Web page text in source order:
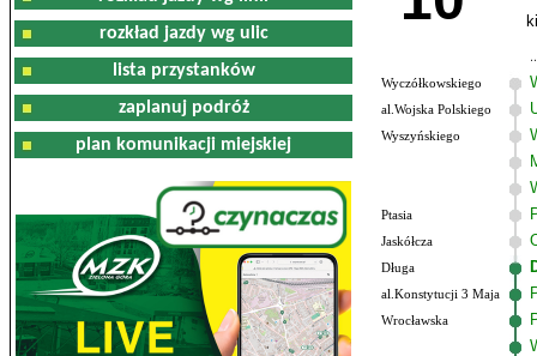
rozkład jazdy wg ulic
lista przystanków
zaplanuj podróż
plan komunikacji miejskiej
Wyczółkowskiego
al.Wojska Polskiego
Wyszyńskiego
Ptasia
Jaskółcza
Długa
al.Konstytucji 3 Maja
Wrocławska